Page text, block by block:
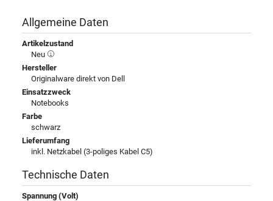
Allgemeine Daten
Artikelzustand
Neu
Hersteller
Originalware direkt von Dell
Einsatzzweck
Notebooks
Farbe
schwarz
Lieferumfang
inkl. Netzkabel (3-poliges Kabel C5)
Technische Daten
Spannung (Volt)